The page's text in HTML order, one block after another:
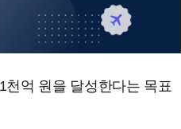
천억 원을 달성한다는 목표